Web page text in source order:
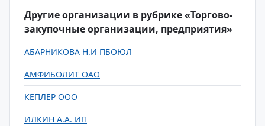
Другие организации в рубрике «Торгово-
закупочные организации, предприятия»
АБАРНИКОВА Н.И ПБОЮЛ
АМФИБОЛИТ ОАО
КЕПЛЕР ООО
ИЛКИН А.А. ИП